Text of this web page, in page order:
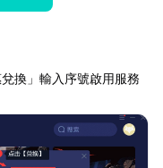
換」輸入序號啟用服務